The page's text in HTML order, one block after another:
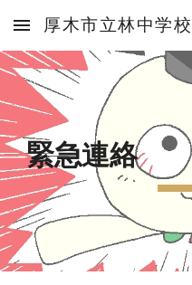
Skip to main content
厚木市立林中学
緊急連絡